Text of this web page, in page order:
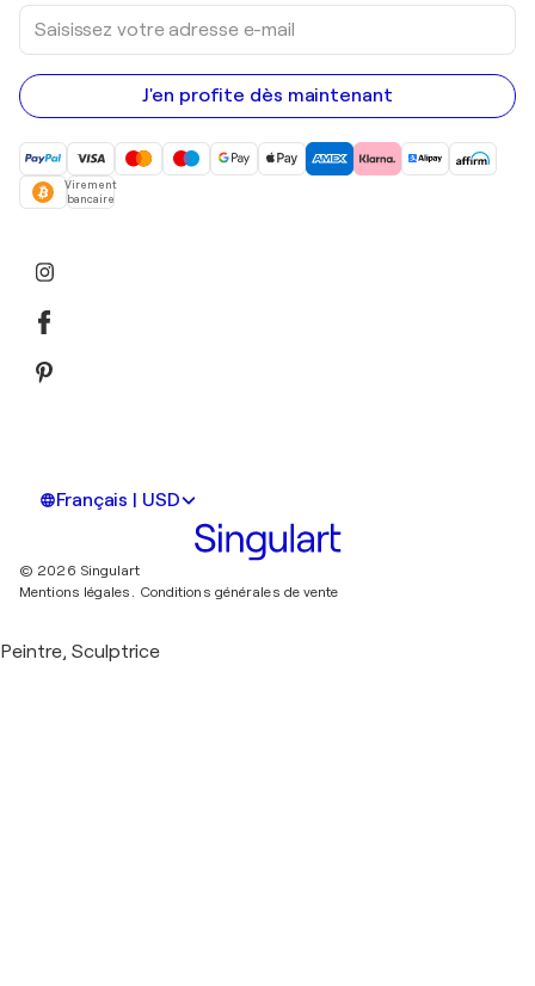
Saisissez
votre
adresse
e-
mail
J'en profite dès maintenant
Virement
bancaire
Français | USD
© 2026 Singulart
Mentions légales.
Conditions générales de vente
Peintre, Sculptrice